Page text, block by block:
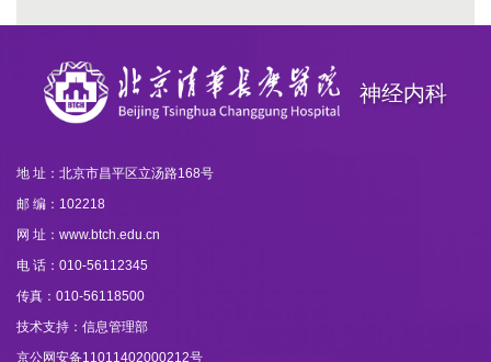
神经内科
地 址：北京市昌平区立汤路168号
邮 编：102218
网 址：www.btch.edu.cn
电 话：010-56112345
传真：010-56118500
技术支持：信息管理部
京公网安备11011402000212号